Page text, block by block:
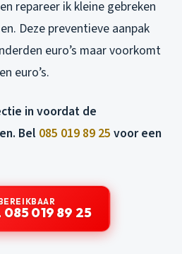
repareer ik kleine gebreken
Deze preventieve aanpak
euro’s maar voorkomt
euro’s.
in voordat de
Bel 085 019 89 25 voor een
085 019 89 25